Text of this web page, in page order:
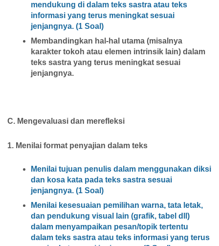
mendukung di dalam teks sastra atau teks
informasi yang terus meningkat sesuai
jenjangnya. (1 Soal)
Membandingkan hal-hal utama (misalnya
karakter tokoh atau elemen intrinsik lain) dalam
teks sastra yang terus meningkat sesuai
jenjangnya.
C. Mengevaluasi dan merefleksi
1. Menilai format penyajian dalam teks
Menilai tujuan penulis dalam menggunakan diksi
dan kosa kata pada teks sastra sesuai
jenjangnya. (1 Soal)
Menilai kesesuaian pemilihan warna, tata letak,
dan pendukung visual lain (grafik, tabel dll)
dalam menyampaikan pesan/topik tertentu
dalam teks sastra atau teks informasi yang terus